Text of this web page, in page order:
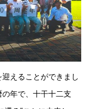
えることができまし
年で、十干十二支